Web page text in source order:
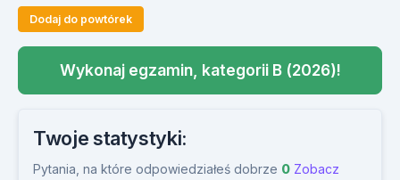
Dodaj do powtórek
Wykonaj egzamin, kategorii B (2026)!
Twoje statystyki:
Pytania, na które odpowiedziałeś dobrze 0 Zobacz